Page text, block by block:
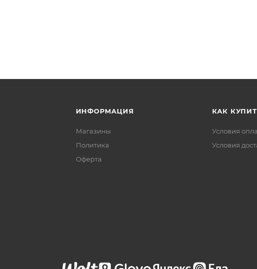
ИНФОРМАЦИЯ
Магазины
Политика
Офертa
КАК
Условия
Условия